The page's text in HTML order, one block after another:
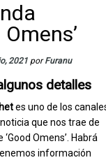
2021 porFuranu
detalles
es uno de los
que nos trae de
Omens’. Habrá
información